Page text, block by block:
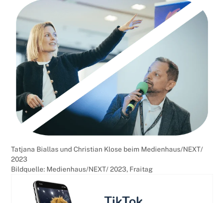
Tatjana Biallas und Christian Klose beim Medienhaus/NEXT/
2023
Bildquelle: Medienhaus/NEXT/ 2023, Fraitag